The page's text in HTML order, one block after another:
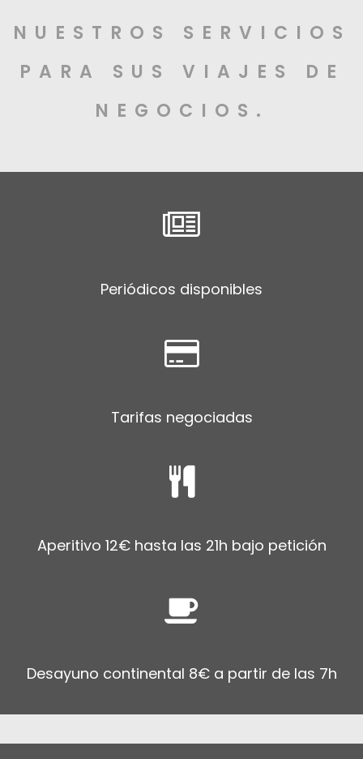
NUESTROS SERVICIOS
PARA SUS VIAJES DE
NEGOCIOS.
Periódicos disponibles
Tarifas negociadas
Aperitivo 12€ hasta las 21h bajo petición
Desayuno continental 8€ a partir de las 7h